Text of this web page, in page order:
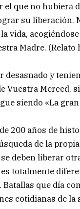
el que no hubiera
su liberación.
vida, acogiéndose
Madre.
desasnado y
Vuestra Merced,
siendo «La
200 años de
de la
deben liberar
totalmente
que día
cotidianas de la